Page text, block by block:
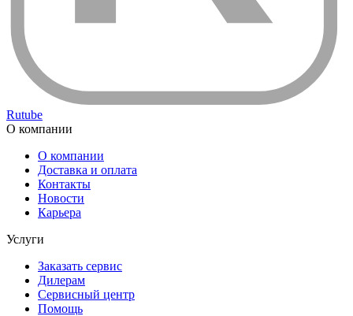
Rutube
О компании
О компании
Доставка и оплата
Контакты
Новости
Карьера
Услуги
Заказать сервис
Дилерам
Сервисный центр
Помощь